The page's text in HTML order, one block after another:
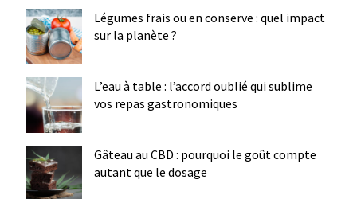
Légumes frais ou en conserve : quel impact
sur la planète ?
L’eau à table : l’accord oublié qui sublime
vos repas gastronomiques
Gâteau au CBD : pourquoi le goût compte
autant que le dosage